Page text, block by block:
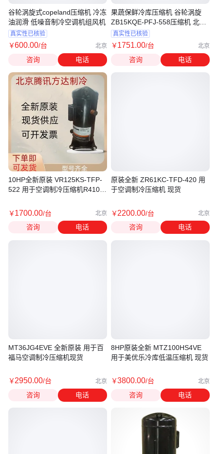
谷轮涡旋式copeland压缩机 冷冻
油润滑 低噪音制冷空调机组风机
真实性已核验
￥600.00/台 北京
咨询 电话
10HP全新原装 VR125KS-TFP-
522 用于空调制冷压缩机R410A
￥1700.00/台 北京
咨询 电话
MT36JG4EVE 全新原装 用于百
福马空调制冷压缩机现货
￥2950.00/台 北京
咨询 电话
果蔬保鲜冷库压缩机 谷轮涡旋
ZB15KQE-PFJ-558压缩机 北京
压缩机供应商
真实性已核验
￥1751.00/台 北京
咨询 电话
原装全新 ZR61KC-TFD-420 用
于空调制冷压缩机 现货
￥2200.00/台 北京
咨询 电话
8HP原装全新 MTZ100HS4VE
用于美优乐冷库低温压缩机 现货
￥3800.00/台 北京
咨询 电话